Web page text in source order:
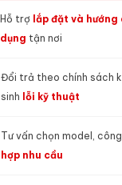
Hỗ trợ lắp đặt và hướng
dụng tận nơi
Đổi trả theo chính sách
sinh lỗi kỹ thuật
Tư vấn chọn model,
hợp nhu cầu